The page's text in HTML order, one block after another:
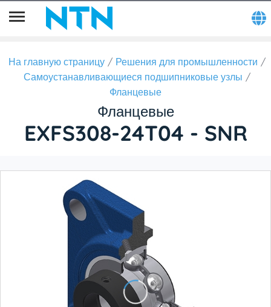
На главную страницу
Решения для промышленности
Самоустанавливающиеся подшипниковые узлы
Фланцевые
Фланцевые
EXFS308-24T04 - SNR